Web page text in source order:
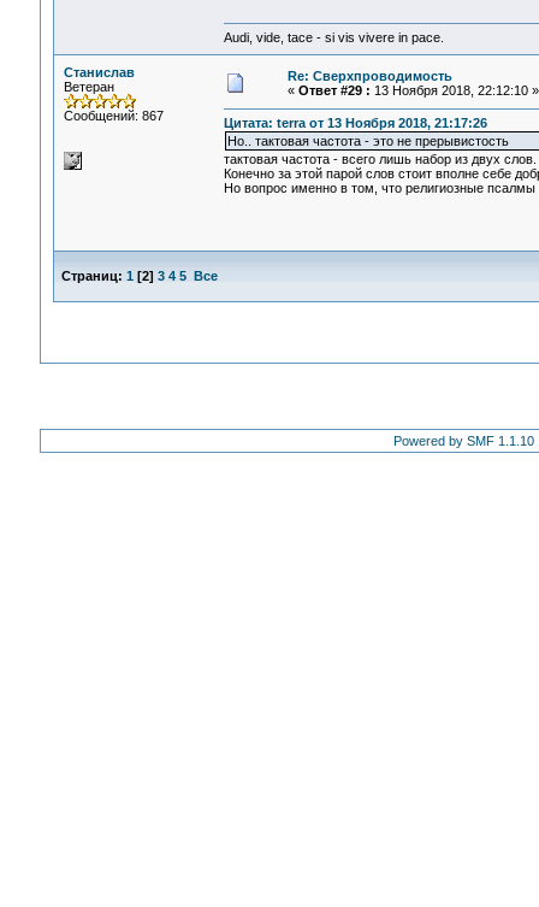
Audi, vide, tace - si vis vivere in pace.
Станислав
Ветеран
Сообщений: 867
Re: Сверхпроводимость
« Ответ #29 : 13 Ноября 2018, 22:12:10 »
Цитата: terra от 13 Ноября 2018, 21:17:26
Но.. тактовая частота - это не прерывистость
тактовая частота - всего лишь набор из двух слов.
Конечно за этой парой слов стоит вполне себе
Но вопрос именно в том, что религиозные
Страниц: 1 [2] 3 4 5 Все
Powered by SMF 1.1.10